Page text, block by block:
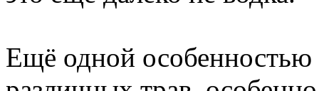
Ещё одной